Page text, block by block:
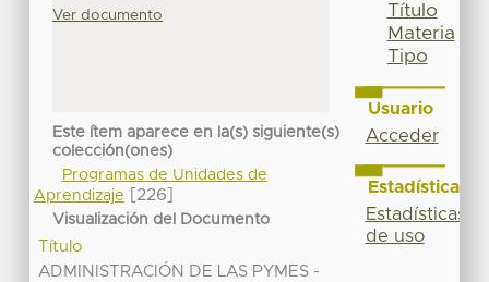
Ver documento
Este ítem aparece en la(s) siguiente(s)
colección(ones)
Programas de Unidades de
Aprendizaje
[226]
Visualización del Documento
Título
ADMINISTRACIÓN DE LAS PYMES -
Título
Materia
Tipo
Usuario
Acceder
Estadísticas
Estadísticas
de uso